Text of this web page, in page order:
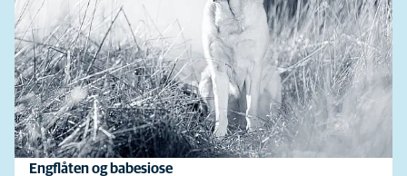
Engflåten og babesiose